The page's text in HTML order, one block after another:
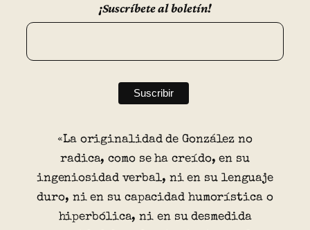
¡Suscríbete al boletín!
«La originalidad de González no
radica, como se ha creído, en su
ingeniosidad verbal, ni en su lenguaje
duro, ni en su capacidad humorística o
hiperbólica, ni en su desmedida